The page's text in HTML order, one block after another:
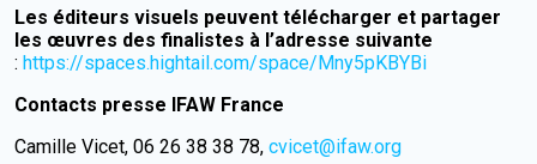
Les éditeurs visuels peuvent télécharger et partager
les œuvres des finalistes à l’adresse suivante
: https://spaces.hightail.com/space/Mny5pKBYBi
Contacts presse IFAW France
Camille Vicet, 06 26 38 38 78, cvicet@ifaw.org